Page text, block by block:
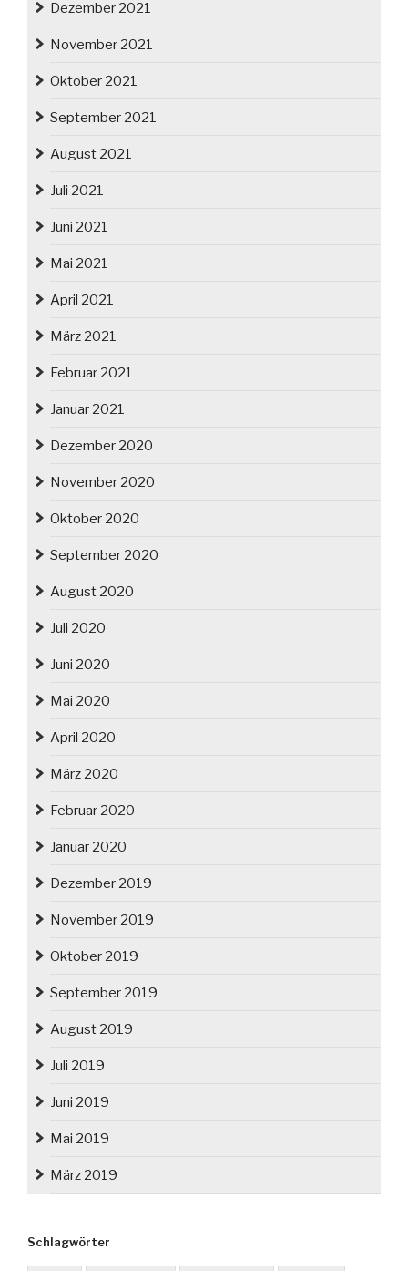
Dezember 2021
November 2021
Oktober 2021
September 2021
August 2021
Juli 2021
Juni 2021
Mai 2021
April 2021
März 2021
Februar 2021
Januar 2021
Dezember 2020
November 2020
Oktober 2020
September 2020
August 2020
Juli 2020
Juni 2020
Mai 2020
April 2020
März 2020
Februar 2020
Januar 2020
Dezember 2019
November 2019
Oktober 2019
September 2019
August 2019
Juli 2019
Juni 2019
Mai 2019
März 2019
Schlagwörter